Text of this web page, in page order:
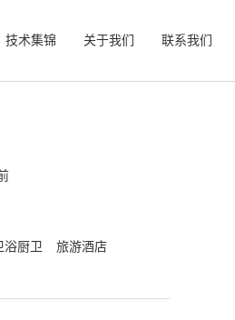
技术集锦 关于我们 联系我们
浴厨卫
旅游酒店